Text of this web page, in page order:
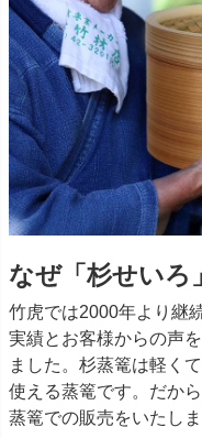
なぜ「杉せいろ
竹虎では2000年より継
実績とお客様からの声
ました。杉蒸篭は軽く
使える蒸篭です。だか
蒸篭での販売をいたしま